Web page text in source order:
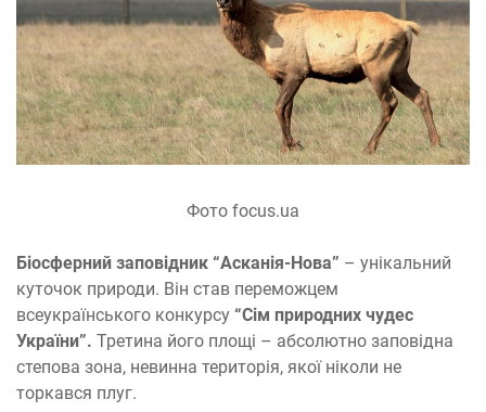
Фото focus.ua
Біосферний заповідник “Асканія-Нова” – унікальний
куточок природи. Він став переможцем
всеукраїнського конкурсу “Сім природних чудес
України”. Третина його площі – абсолютно заповідна
степова зона, невинна територія, якої ніколи не
торкався плуг.